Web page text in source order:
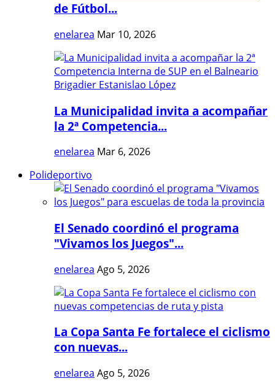
de Fútbol...
enelarea Mar 10, 2026
La Municipalidad invita a acompañar
la 2ª Competencia...
enelarea Mar 6, 2026
Polideportivo
El Senado coordinó el programa
"Vivamos los Juegos"...
enelarea Ago 5, 2026
La Copa Santa Fe fortalece el ciclismo
con nuevas...
enelarea Ago 5, 2026